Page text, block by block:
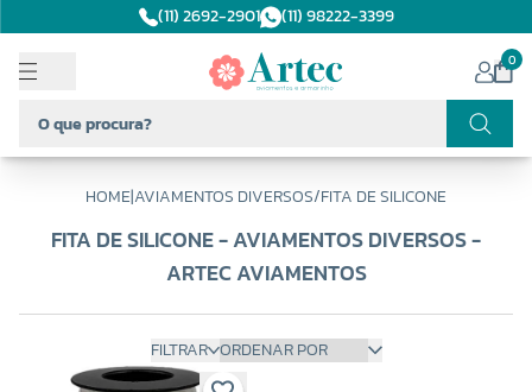
(11) 2692-2901 (11) 98222-3399
0
HOME|AVIAMENTOS DIVERSOS/FITA DE SILICONE
FITA DE SILICONE - AVIAMENTOS DIVERSOS -
ARTEC AVIAMENTOS
FILTRAR